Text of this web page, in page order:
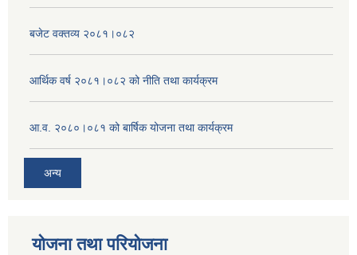
बजेट वक्तव्य २०८१।०८२
आर्थिक वर्ष २०८१।०८२ को नीति तथा कार्यक्रम
आ.व. २०८०।०८१ को बार्षिक योजना तथा कार्यक्रम
अन्य
योजना तथा परियोजना